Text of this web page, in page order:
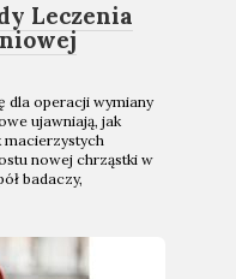
Leczenia
dla operacji wymiany
ujawniają, jak
macierzystych
nowej chrząstki w
badaczy,